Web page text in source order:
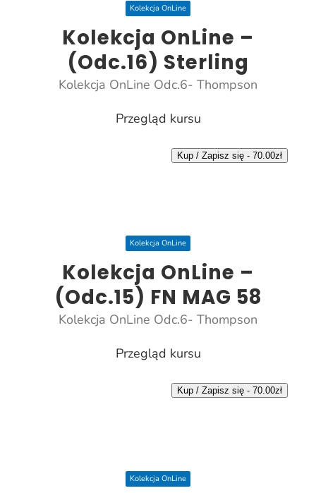
Kolekcja OnLine
Kolekcja OnLine –
(Odc.16) Sterling
Kolekcja OnLine Odc.6- Thompson
Przegląd kursu
Kup / Zapisz się - 70.00zł
Kolekcja OnLine
Kolekcja OnLine –
(Odc.15) FN MAG 58
Kolekcja OnLine Odc.6- Thompson
Przegląd kursu
Kup / Zapisz się - 70.00zł
Kolekcja OnLine